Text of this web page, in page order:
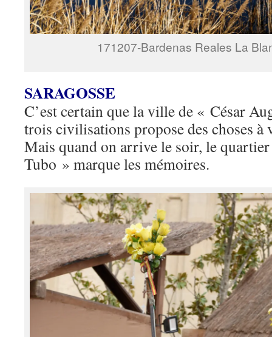
171207-Bardenas Reales La
SARAGOSSE
C’est certain que la ville de « César
trois civilisations propose des choses à
Mais quand on arrive le soir, le
Tubo » marque les mémoires.